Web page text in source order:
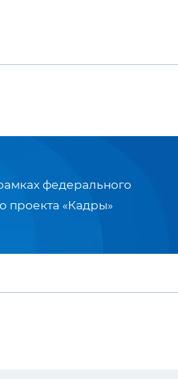
федерального
проекта «Кадры»